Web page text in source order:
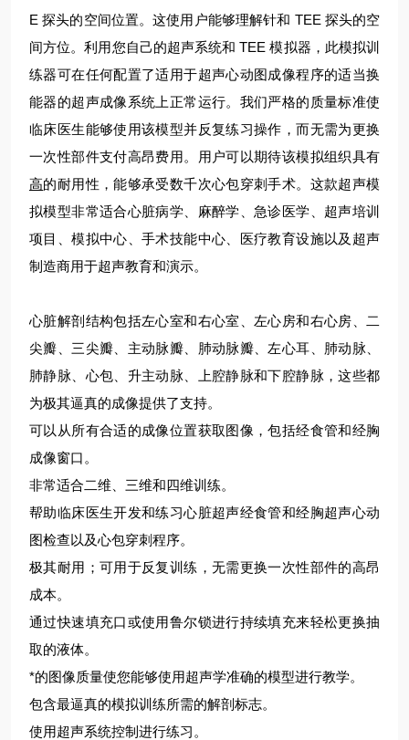
E 探头的空间位置。这使用户能够理解针和 TEE 探头的空
间方位。利用您自己的超声系统和 TEE 模拟器，此模拟训
练器可在任何配置了适用于超声心动图成像程序的适当换
能器的超声成像系统上正常运行。我们严格的质量标准使
临床医生能够使用该模型并反复练习操作，而无需为更换
一次性部件支付高昂费用。用户可以期待该模拟组织具有
高的耐用性，能够承受数千次心包穿刺手术。这款超声模
拟模型非常适合心脏病学、麻醉学、急诊医学、超声培训
项目、模拟中心、手术技能中心、医疗教育设施以及超声
制造商用于超声教育和演示。
心脏解剖结构包括左心室和右心室、左心房和右心房、二
尖瓣、三尖瓣、主动脉瓣、肺动脉瓣、左心耳、肺动脉、
肺静脉、心包、升主动脉、上腔静脉和下腔静脉，这些都
为极其逼真的成像提供了支持。
可以从所有合适的成像位置获取图像，包括经食管和经胸
成像窗口。
非常适合二维、三维和四维训练。
帮助临床医生开发和练习心脏超声经食管和经胸超声心动
图检查以及心包穿刺程序。
极其耐用；可用于反复训练，无需更换一次性部件的高昂
成本。
通过快速填充口或使用鲁尔锁进行持续填充来轻松更换抽
取的液体。
*的图像质量使您能够使用超声学准确的模型进行教学。
包含最逼真的模拟训练所需的解剖标志。
使用超声系统控制进行练习。